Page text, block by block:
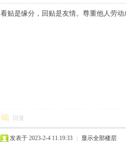
看贴是缘分，回贴是友情。尊重他人劳
回复
发表于 2023-2-4 11:19:33 显示全部楼层